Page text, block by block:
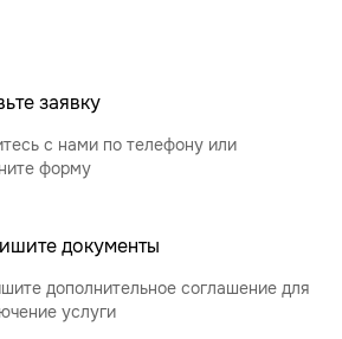
заявку
с нами по телефону или
форму
документы
дополнительное соглашение для
услуги